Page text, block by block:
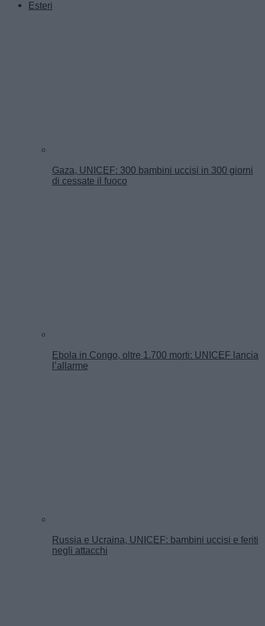
Esteri
Gaza, UNICEF: 300 bambini uccisi in 300 giorni
di cessate il fuoco
Ebola in Congo, oltre 1.700 morti: UNICEF lancia
l’allarme
Russia e Ucraina, UNICEF: bambini uccisi e feriti
negli attacchi